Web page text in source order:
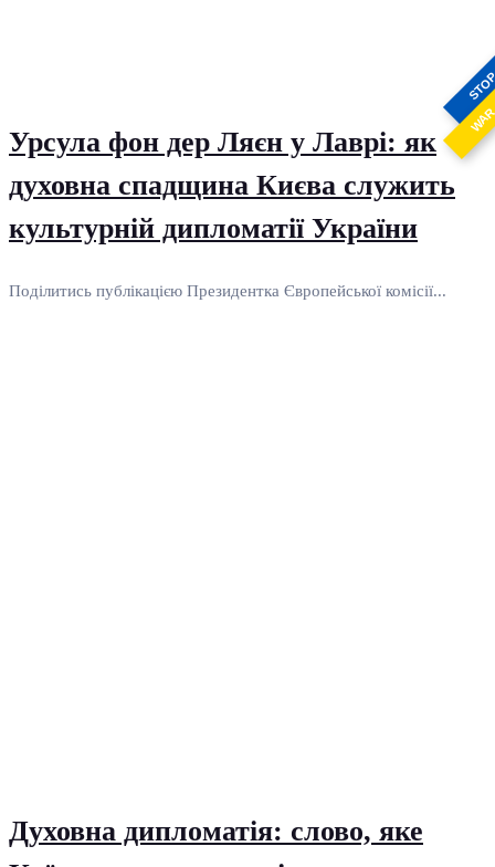
Урсула фон дер Ляєн у Лаврі: як
духовна спадщина Києва служить
культурній дипломатії України
Поділитись публікацією Президентка Європейської комісії...
Духовна дипломатія: слово, яке